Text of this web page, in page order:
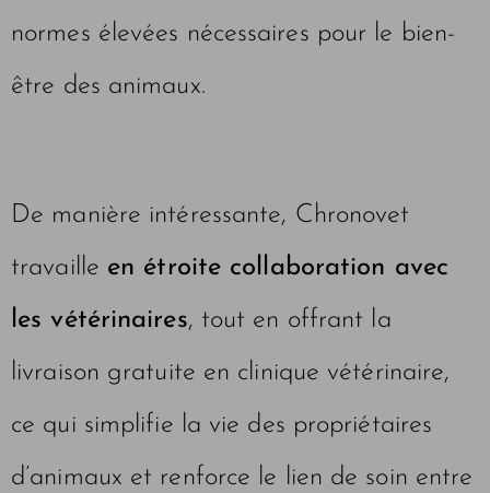
normes élevées nécessaires pour le bien-
être des animaux.
De manière intéressante, Chronovet
travaille en étroite collaboration avec
les vétérinaires, tout en offrant la
livraison gratuite en clinique vétérinaire,
ce qui simplifie la vie des propriétaires
d’animaux et renforce le lien de soin entre